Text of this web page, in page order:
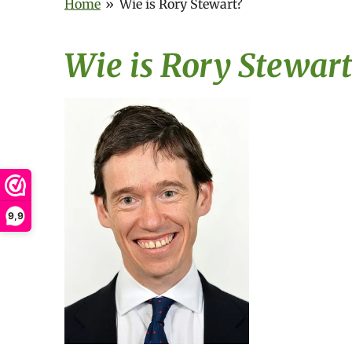
9,9
Home » Wie is Rory Stewart?
Wie is Rory